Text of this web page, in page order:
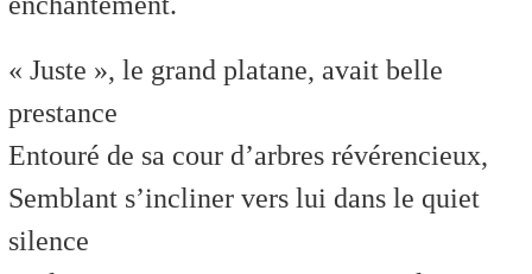
« Juste », le grand platane, avait belle
prestance
Entouré de sa cour d’arbres révérencieux,
Semblant s’incliner vers lui dans le quiet
silence